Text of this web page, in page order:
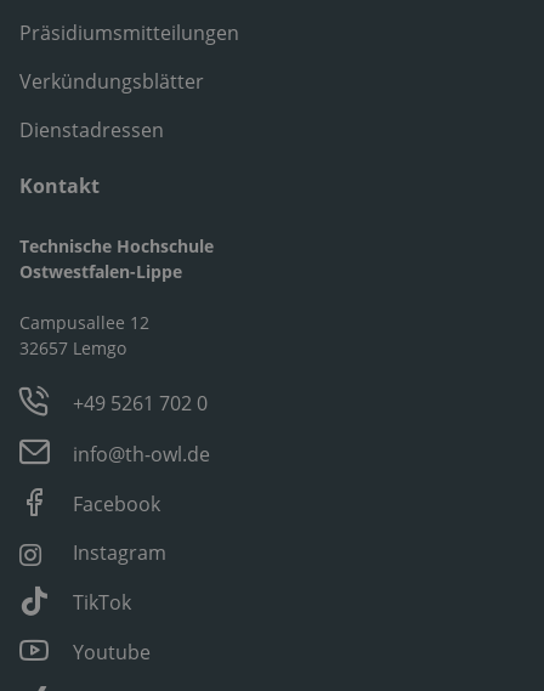
Präsidiumsmitteilungen
Verkündungsblätter
Dienstadressen
Kontakt
Technische Hochschule
Ostwestfalen-Lippe
Campusallee 12
32657 Lemgo
+49 5261 702 0
info@th-owl.de
Facebook
Instagram
TikTok
Youtube